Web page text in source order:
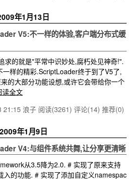
年1月13日
V5:不一样的体验,客户端分布式缓
求的就是"平常中识妙处,腐朽处见神奇!".
样的精彩.ScriptLoader终于到了V5了,
的大部分功能设想,或许它会带给你一个
读全文
21:15 浪子 阅读(3261) 评论(14) 推荐(0)
2009年1月9日
V4:与组件系统共舞,让分享更清晰
从3.5降为2.0. # 实现了原来支持
入的功能. # 实现了添加自定义namespac